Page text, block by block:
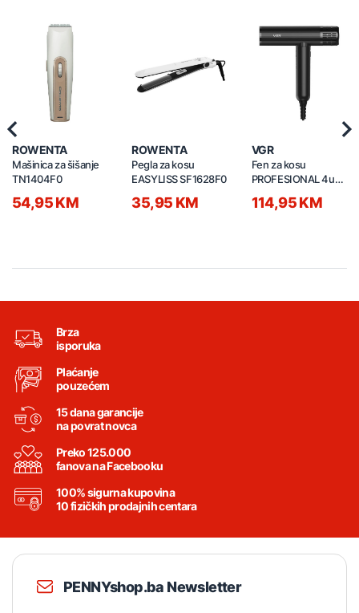
ROWENTA
Mašinica za šišanje
TN1404F0
54,95 KM
ROWENTA
Pegla za kosu
EASYLISS SF1628F0
35,95 KM
VGR
Fen za kosu
PROFESIONAL 4u1
114,95 KM
Previous
Brza
isporuka
Plaćanje
pouzećem
15 dana garancije
na povrat novca
Preko 125.000
fanova na Facebooku
100% sigurna kupovina
10 fizičkih prodajnih centara
PENNYshop.ba Newsletter